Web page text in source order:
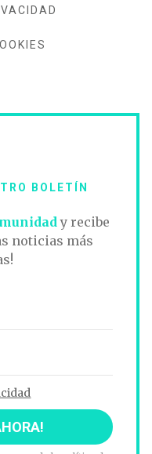
BOLETÍN
y recibe
noticias más